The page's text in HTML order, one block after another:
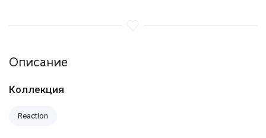
Описание
Коллекция
Reaction